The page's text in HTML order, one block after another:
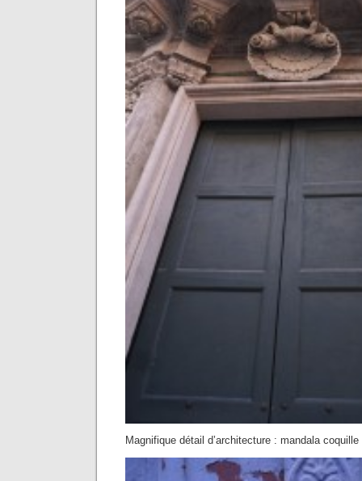
Magnifique détail d’architecture : mandala